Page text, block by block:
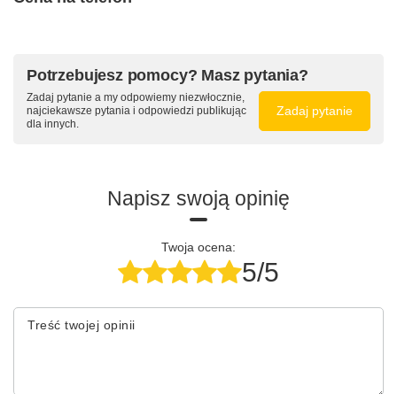
Potrzebujesz pomocy? Masz pytania?
Zadaj pytanie a my odpowiemy niezwłocznie,
najciekawsze pytania i odpowiedzi publikując
dla innych.
Zadaj pytanie
Napisz swoją opinię
Twoja ocena:
5/5
Treść twojej opinii